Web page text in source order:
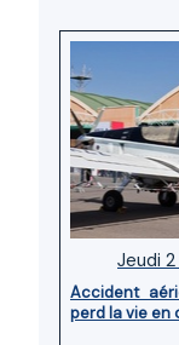
Jeudi
Accident
perd la vie en